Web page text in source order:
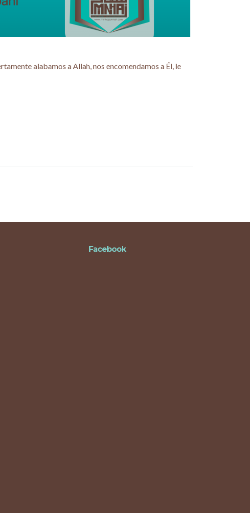
alabamos a Allah, nos encomendamos a Él, le
Facebook